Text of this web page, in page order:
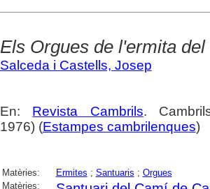
Els Orgues de l'ermita
Salceda i Castells, Josep
En: Revista Cambrils.
1976) (Estampes cambrilenques)
Matèries: Ermites ; Santuaris ; Orgues
Matèries: